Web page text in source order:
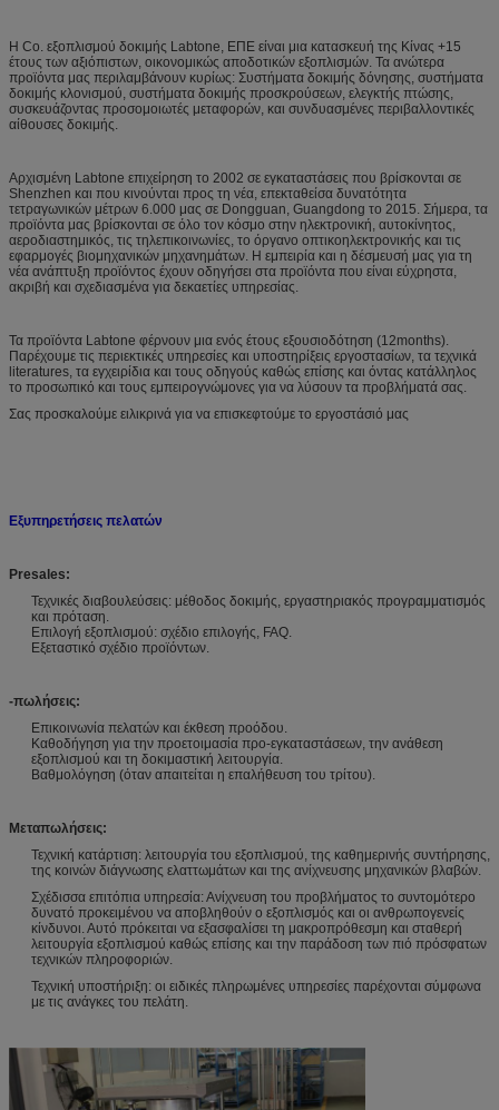
Η Co. εξοπλισμού δοκιμής Labtone, ΕΠΕ είναι μια κατασκευή της Κίνας +15
έτους των αξιόπιστων, οικονομικώς αποδοτικών εξοπλισμών. Τα ανώτερα
προϊόντα μας περιλαμβάνουν κυρίως: Συστήματα δοκιμής δόνησης, συστήματα
δοκιμής κλονισμού, συστήματα δοκιμής προσκρούσεων, ελεγκτής πτώσης,
συσκευάζοντας προσομοιωτές μεταφορών, και συνδυασμένες περιβαλλοντικές
αίθουσες δοκιμής.
Αρχισμένη Labtone επιχείρηση το 2002 σε εγκαταστάσεις που βρίσκονται σε
Shenzhen και που κινούνται προς τη νέα, επεκταθείσα δυνατότητα
τετραγωνικών μέτρων 6.000 μας σε Dongguan, Guangdong το 2015. Σήμερα, τα
προϊόντα μας βρίσκονται σε όλο τον κόσμο στην ηλεκτρονική, αυτοκίνητος,
αεροδιαστημικός, τις τηλεπικοινωνίες, το όργανο οπτικοηλεκτρονικής και τις
εφαρμογές βιομηχανικών μηχανημάτων. Η εμπειρία και η δέσμευσή μας για τη
νέα ανάπτυξη προϊόντος έχουν οδηγήσει στα προϊόντα που είναι εύχρηστα,
ακριβή και σχεδιασμένα για δεκαετίες υπηρεσίας.
Τα προϊόντα Labtone φέρνουν μια ενός έτους εξουσιοδότηση (12months).
Παρέχουμε τις περιεκτικές υπηρεσίες και υποστηρίξεις εργοστασίων, τα τεχνικά
literatures, τα εγχειρίδια και τους οδηγούς καθώς επίσης και όντας κατάλληλος
το προσωπικό και τους εμπειρογνώμονες για να λύσουν τα προβλήματά σας.
Σας προσκαλούμε ειλικρινά για να επισκεφτούμε το εργοστάσιό μας
Εξυπηρετήσεις πελατών
Presales:
Τεχνικές διαβουλεύσεις: μέθοδος δοκιμής, εργαστηριακός προγραμματισμός
και πρόταση.
Επιλογή εξοπλισμού: σχέδιο επιλογής, FAQ.
Εξεταστικό σχέδιο προϊόντων.
-πωλήσεις:
Επικοινωνία πελατών και έκθεση προόδου.
Καθοδήγηση για την προετοιμασία προ-εγκαταστάσεων, την ανάθεση
εξοπλισμού και τη δοκιμαστική λειτουργία.
Βαθμολόγηση (όταν απαιτείται η επαλήθευση του τρίτου).
Μεταπωλήσεις:
Τεχνική κατάρτιση: λειτουργία του εξοπλισμού, της καθημερινής συντήρησης,
της κοινών διάγνωσης ελαττωμάτων και της ανίχνευσης μηχανικών βλαβών.
Σχέδισσα επιτόπια υπηρεσία: Ανίχνευση του προβλήματος το συντομότερο
δυνατό προκειμένου να αποβληθούν ο εξοπλισμός και οι ανθρωπογενείς
κίνδυνοι. Αυτό πρόκειται να εξασφαλίσει τη μακροπρόθεσμη και σταθερή
λειτουργία εξοπλισμού καθώς επίσης και την παράδοση των πιό πρόσφατων
τεχνικών πληροφοριών.
Τεχνική υποστήριξη: οι ειδικές πληρωμένες υπηρεσίες παρέχονται σύμφωνα
με τις ανάγκες του πελάτη.